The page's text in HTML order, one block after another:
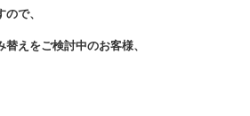
で、
えをご検討中のお客様、